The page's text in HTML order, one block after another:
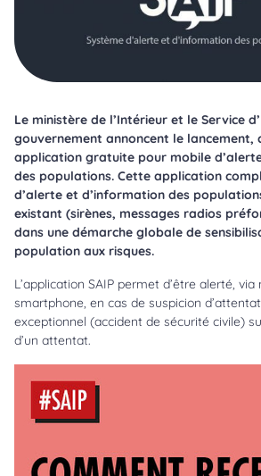
Le ministère de l’Intérieur et le Service
gouvernement annoncent le lancement,
application gratuite pour mobile
des populations. Cette application
d’alerte et d’information des
existant (sirènes, messages radios
dans une démarche globale de
population aux risques.
L’application SAIP permet d’être alerté,
smartphone, en cas de suspicion
exceptionnel (accident de sécurité civile)
d’un attentat.